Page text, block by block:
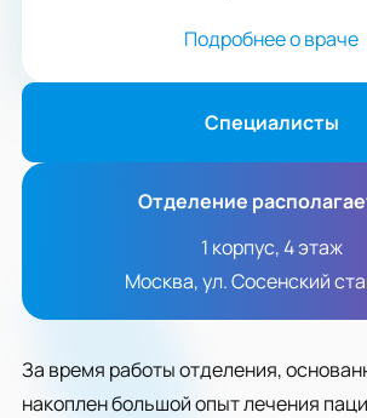
За время работы отделения,
накоплен большой опыт лечения
Подробнее о враче
Специалисты
Отделение
1 корпус, 4 этаж
Москва, ул. Сосенский